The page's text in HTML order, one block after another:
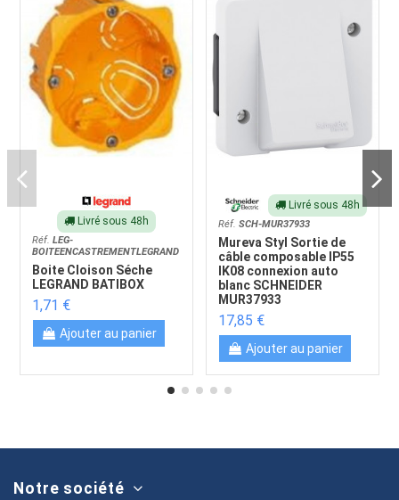
Livré sous 48h
Réf.LEG-
BOITEENCASTREMENTLEGRAND
Boite Cloison Séche
LEGRAND BATIBOX
1,71 €
Ajouter au panier
Livré sous 48h
Réf.SCH-MUR37933
Mureva Styl Sortie de
câble composable IP55
IK08 connexion auto
blanc SCHNEIDER
MUR37933
17,85 €
Ajouter au panier
Notre société